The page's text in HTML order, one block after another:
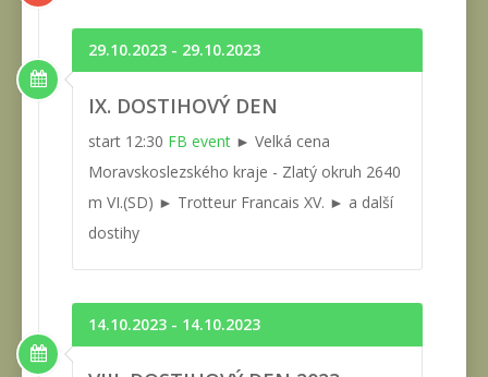
29.10.2023 - 29.10.2023
IX. DOSTIHOVÝ DEN
start 12:30 FB event ► Velká cena
Moravskoslezského kraje - Zlatý okruh 2640
m VI.(SD) ► Trotteur Francais XV. ► a další
dostihy
14.10.2023 - 14.10.2023